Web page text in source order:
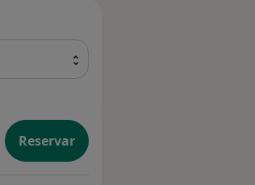
Reservar